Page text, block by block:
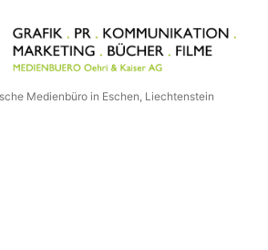
Medienbüro in Eschen, Liechtenstein